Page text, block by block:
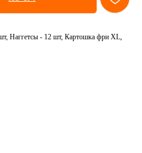
Наггетсы - 12 шт, Картошка фри XL,